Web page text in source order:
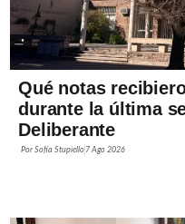
Qué notas
durante la última
Deliberante
PorSofía Stupiello 7 Ago 2026